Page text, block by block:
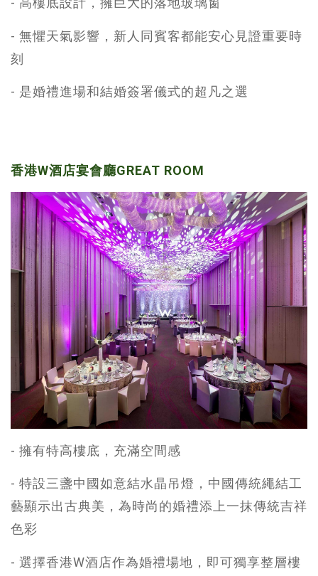
- 無懼天氣影響，新人同賓客都能安心見證重要時
刻
- 是婚禮進場和結婚簽署儀式的超凡之選
香港W酒店宴會廳GREAT ROOM
- 擁有特高樓底，充滿空間感
- 特設三盞中國如意結水晶吊燈，中國傳統繩結工
藝顯示出古典美，為時尚的婚禮添上一抹傳統吉祥
色彩
- 選擇香港W酒店作為婚禮場地，即可獨享整層樓